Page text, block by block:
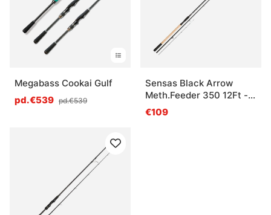
Megabass Cookai Gulf
pd.€539 pd.€539
Sensas Black Arrow
Meth.Feeder 350 12Ft -
2Pc
€109